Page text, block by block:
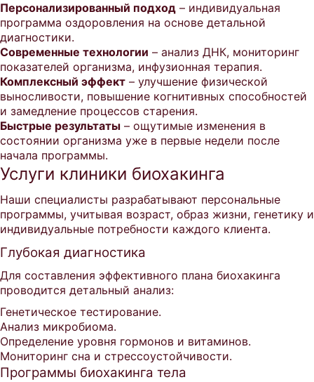
Персонализированный подход – индивидуальная
программа оздоровления на основе детальной
диагностики.
Современные технологии – анализ ДНК, мониторинг
показателей организма, инфузионная терапия.
Комплексный эффект – улучшение физической
выносливости, повышение когнитивных способностей
и замедление процессов старения.
Быстрые результаты – ощутимые изменения в
состоянии организма уже в первые недели после
начала программы.
Услуги клиники биохакинга
Наши специалисты разрабатывают персональные
программы, учитывая возраст, образ жизни, генетику и
индивидуальные потребности каждого клиента.
Глубокая диагностика
Для составления эффективного плана биохакинга
проводится детальный анализ:
Генетическое тестирование.
Анализ микробиома.
Определение уровня гормонов и витаминов.
Мониторинг сна и стрессоустойчивости.
Программы биохакинга тела